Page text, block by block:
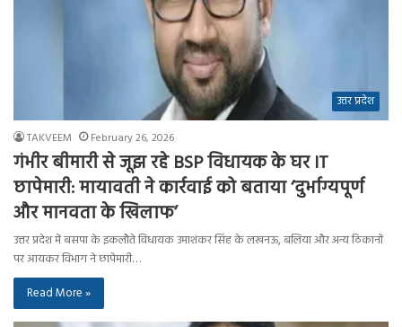
उत्तर प्रदेश
TAKVEEM February 26, 2026
गंभीर बीमारी से जूझ रहे BSP विधायक के घर IT
छापेमारी: मायावती ने कार्रवाई को बताया ‘दुर्भाग्यपूर्ण
और मानवता के खिलाफ’
उत्तर प्रदेश में बसपा के इकलौते विधायक उमाशंकर सिंह के लखनऊ, बलिया और अन्य ठिकानों
पर आयकर विभाग ने छापेमारी…
Read More »